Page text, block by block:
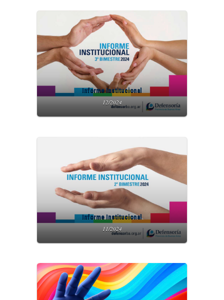
Informe Institucional
12/2024
Informe Institucional
11/2024